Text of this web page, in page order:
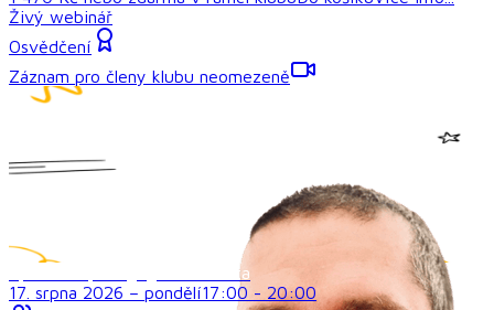
Živý webinář
Osvědčení
Záznam pro členy klubu neomezeně
Speciálně pedagogická témata
17. srpna 2026 – pondělí17:00 - 20:00